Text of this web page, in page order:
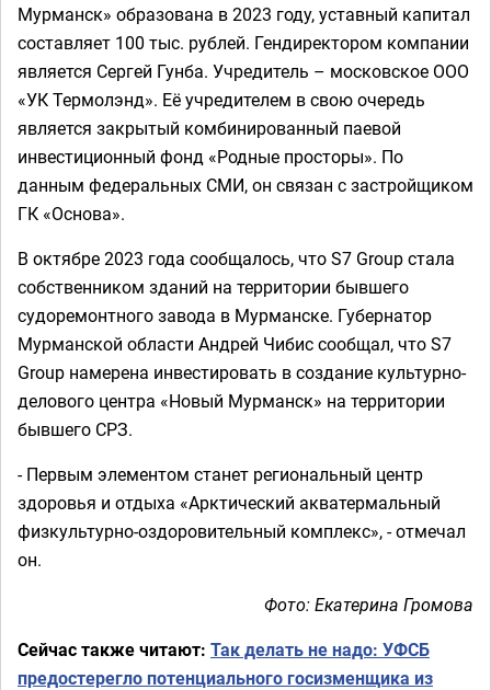
Мурманск» образована в 2023 году, уставный капитал
составляет 100 тыс. рублей. Гендиректором компании
является Сергей Гунба. Учредитель – московское ООО
«УК Термолэнд». Её учредителем в свою очередь
является закрытый комбинированный паевой
инвестиционный фонд «Родные просторы». По
данным федеральных СМИ, он связан с застройщиком
ГК «Основа».
В октябре 2023 года сообщалось, что S7 Group стала
собственником зданий на территории бывшего
судоремонтного завода в Мурманске. Губернатор
Мурманской области Андрей Чибис сообщал, что S7
Group намерена инвестировать в создание культурно-
делового центра «Новый Мурманск» на территории
бывшего СРЗ.
- Первым элементом станет региональный центр
здоровья и отдыха «Арктический акватермальный
физкультурно-оздоровительный комплекс», - отмечал
он.
Фото: Екатерина Громова
Сейчас также читают: Так делать не надо: УФСБ
предостерегло потенциального госизменщика из